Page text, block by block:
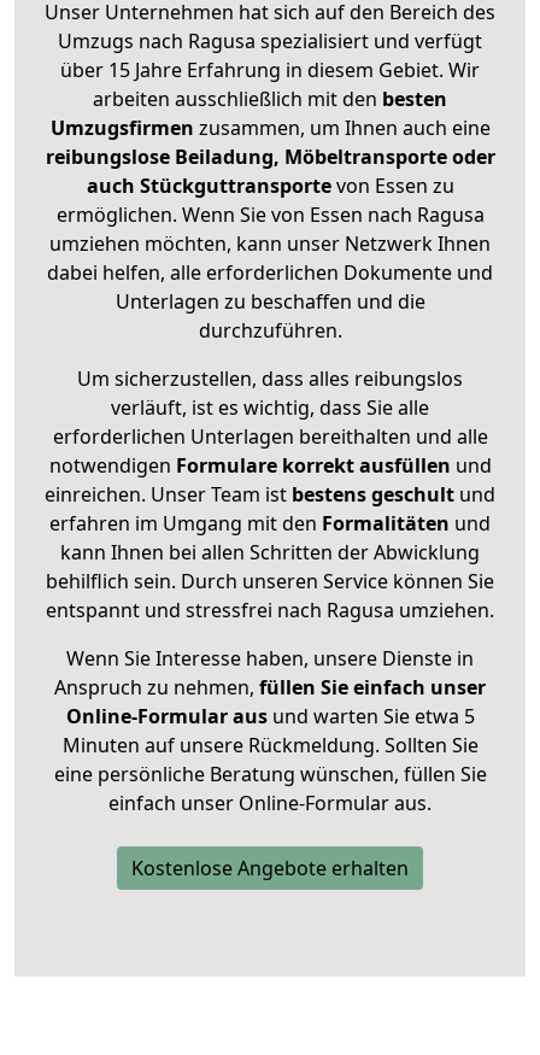
Unser Unternehmen hat sich auf den Bereich des
Umzugs nach Ragusa spezialisiert und verfügt
über 15 Jahre Erfahrung in diesem Gebiet. Wir
arbeiten ausschließlich mit den besten
Umzugsfirmen zusammen, um Ihnen auch eine
reibungslose Beiladung, Möbeltransporte oder
auch Stückguttransportevon Essen zu
ermöglichen. Wenn Sie von Essen nach Ragusa
umziehen möchten, kann unser Netzwerk Ihnen
dabei helfen, alle erforderlichen Dokumente und
Unterlagen zu beschaffen und die
durchzuführen.
Um sicherzustellen, dass alles reibungslos
verläuft, ist es wichtig, dass Sie alle
erforderlichen Unterlagen bereithalten und alle
notwendigen Formulare korrekt ausfüllen und
einreichen. Unser Team ist bestens geschult und
erfahren im Umgang mit den Formalitäten und
kann Ihnen bei allen Schritten der Abwicklung
behilflich sein. Durch unseren Service können Sie
entspannt und stressfrei nach Ragusa umziehen.
Wenn Sie Interesse haben, unsere Dienste in
Anspruch zu nehmen, füllen Sie einfach unser
Online-Formular ausund warten Sie etwa 5
Minuten auf unsere Rückmeldung. Sollten Sie
eine persönliche Beratung wünschen, füllen Sie
einfach unser Online-Formular aus.
Kostenlose Angebote erhalten